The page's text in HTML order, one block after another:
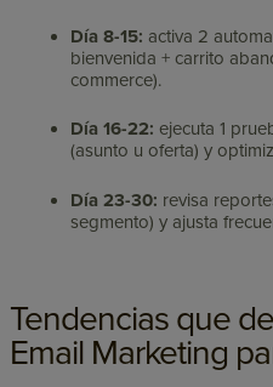
Día 8-15: activa 2
bienvenida + carrito
commerce).
Día 16-22: ejecuta 1
(asunto u oferta) y
Día 23-30: revisa
segmento) y ajusta
Tendencias que
Email Marketing